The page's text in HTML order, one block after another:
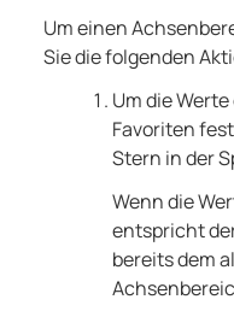
Um einen
Sie die folgenden
Um die
Favoriten
Stern in der
Wenn die
entspricht
bereits dem